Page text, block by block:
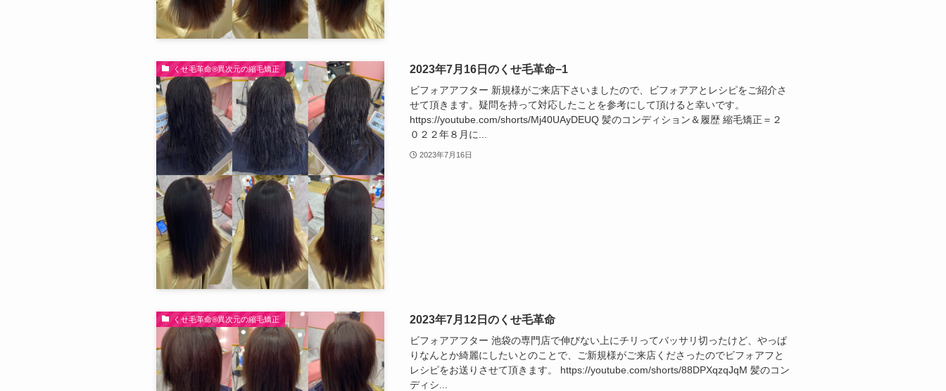
くせ毛革命®︎異次元の縮毛矯正 2023年7月16日のくせ毛革命−1
ビフォアアフター 新規様がご来店下さいましたので、ビフォアアとレシピをご紹介さ
せて頂きます。疑問を持って対応したことを参考にして頂けると幸いです。
https://youtube.com/shorts/Mj40UAyDEUQ 髪のコンディション＆履歴 縮毛矯正＝２
０２２年８月に...
2023年7月16日
くせ毛革命®︎異次元の縮毛矯正 2023年7月12日のくせ毛革命
ビフォアアフター 池袋の専門店で伸びない上にチリってバッサリ切ったけど、やっぱ
りなんとか綺麗にしたいとのことで、ご新規様がご来店くださったのでビフォアフと
レシピをお送りさせて頂きます。 https://youtube.com/shorts/88DPXqzqJqM 髪のコン
ディシ...